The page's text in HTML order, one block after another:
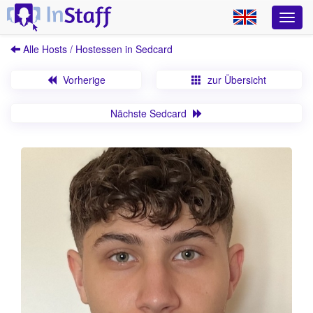
Alle Hosts / Hostessen in Sedcard
Vorherige zur Übersicht
Nächste Sedcard